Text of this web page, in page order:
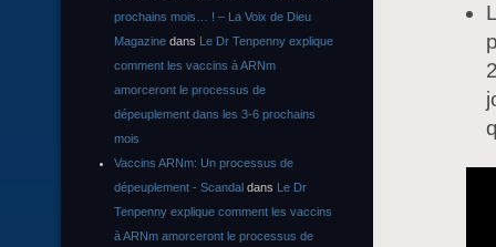
prochains mois… ! – La Voix de Dieu
Magazine dans Le Dr Tenpenny explique
comment les vaccins à ARNm
amorceront le processus de
dépeuplement dans les 3-6 prochains
mois
Vaccins ARNm: Un processus de
dépeuplement - Scandal dans Le Dr
Tenpenny explique comment les vaccins
à ARNm amorceront le processus de